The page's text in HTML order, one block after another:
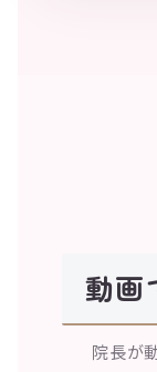
動画
院長が